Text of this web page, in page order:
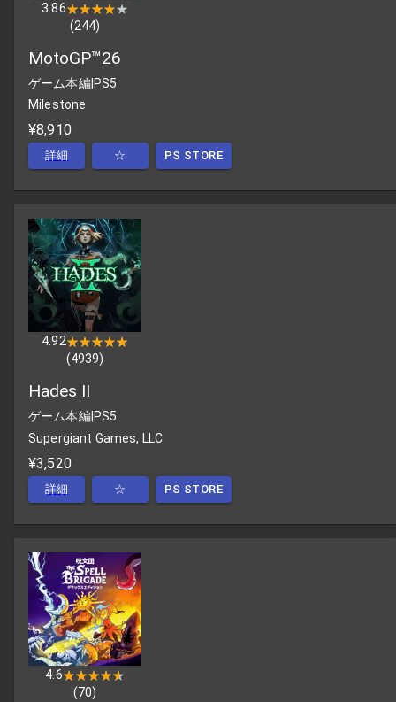
3.86★★★★★
★★★★★
(244)
MotoGP™26
ゲーム本編|PS5
Milestone
¥8,910
詳細 ☆ PS STORE
4.92★★★★★
★★★★★
(4939)
Hades II
ゲーム本編| PS5
Supergiant Games, LLC
¥3,520
詳細 ☆ PS STORE
4.6★★★★★
★★★★★
(70)